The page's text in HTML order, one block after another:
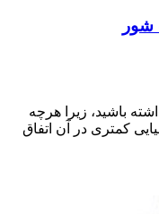
شور
باشید، زیرا هرچه
کمتری در آن اتفاق